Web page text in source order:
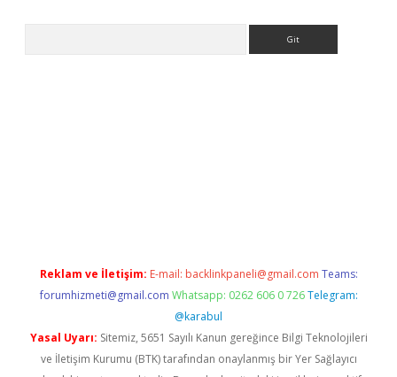
Reklam ve İletişim: E-mail: backlinkpaneli@gmail.com Teams:
forumhizmeti@gmail.com Whatsapp: 0262 606 0 726 Telegram:
@karabul
Yasal Uyarı: Sitemiz, 5651 Sayılı Kanun gereğince Bilgi Teknolojileri
ve İletişim Kurumu (BTK) tarafından onaylanmış bir Yer Sağlayıcı